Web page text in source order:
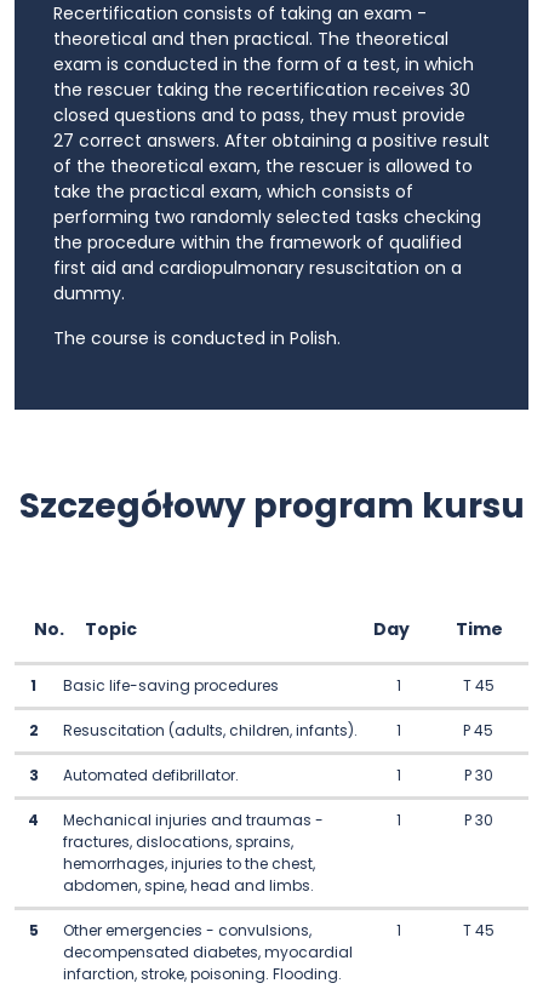
Recertification consists of taking an exam -
theoretical and then practical. The theoretical
exam is conducted in the form of a test, in which
the rescuer taking the recertification receives 30
closed questions and to pass, they must provide
27 correct answers. After obtaining a positive result
of the theoretical exam, the rescuer is allowed to
take the practical exam, which consists of
performing two randomly selected tasks checking
the procedure within the framework of qualified
first aid and cardiopulmonary resuscitation on a
dummy.
The course is conducted in Polish.
Szczegółowy program kursu
No. Topic Day Time
1 Basic life-saving procedures 1 T 45
2 Resuscitation (adults, children, infants). 1 P 45
3 Automated defibrillator. 1 P 30
4
Mechanical injuries and traumas -
fractures, dislocations, sprains,
hemorrhages, injuries to the chest,
abdomen, spine, head and limbs.
1 P 30
5
Other emergencies - convulsions,
decompensated diabetes, myocardial
infarction, stroke, poisoning. Flooding.
1 T 45